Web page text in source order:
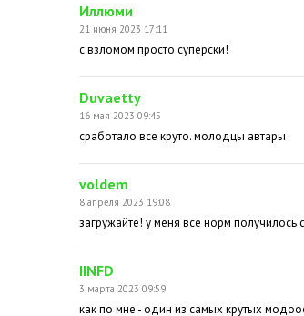
Иллюми
21 июня 2023 17:11
с взломом просто суперски!
Duvaetty
16 мая 2023 09:45
сработало все круто. молодцы автары
voldem
8 апреля 2023 19:08
загружайте! у меня все норм получилось
IINFD
3 марта 2023 09:59
как по мне - один из самых крутых